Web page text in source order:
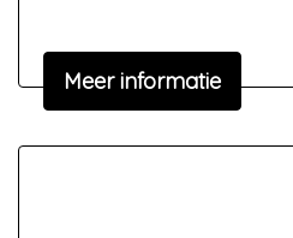
Meer informatie